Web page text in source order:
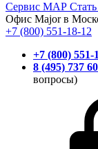
Сервис МАР
Офис Major в
+7 (800) 551-18-12
+7 (800) 551-
8 (495) 737
вопросы)